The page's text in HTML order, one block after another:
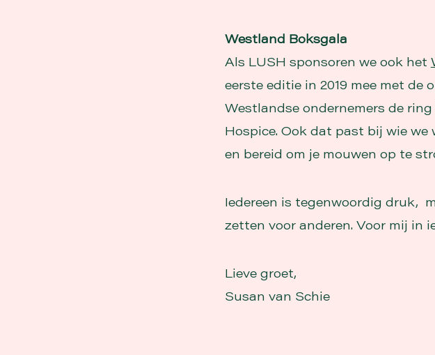
Westland Boksgala
Als LUSH sponsoren we ook het
eerste editie in 2019 mee met de
Westlandse ondernemers de
Hospice. Ook dat past bij wie
en bereid om je mouwen op te
Iedereen is tegenwoordig druk,
zetten voor anderen. Voor mij in
Lieve groet,
Susan van Schie